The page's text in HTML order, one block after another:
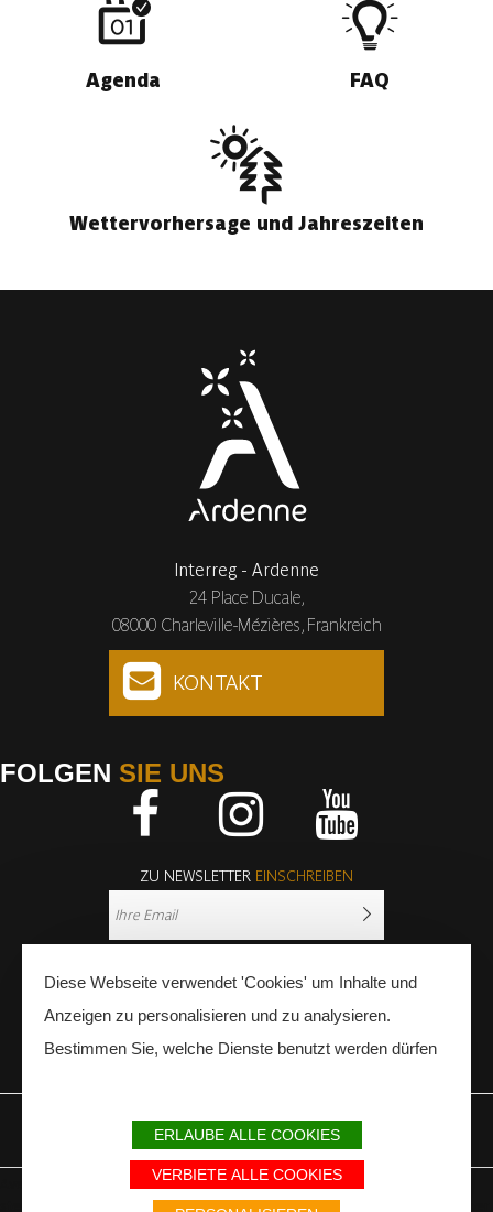
Agenda FAQ
Wettervorhersage und Jahreszeiten
Interreg - Ardenne
24 Place Ducale,
08000 Charleville-Mézières, Frankreich
KONTAKT
FOLGEN SIE UNS
ZU NEWSLETTER EINSCHREIBEN
PRESSE FACHLEUTE
IMPRESSUM SITEMAP PARTNER
Avec le soutien du Fonds Européen de développement régional / Met
steun van het Europese Fonds voor Regionale Ontwikkeling / Europäischer
Diese Webseite verwendet 'Cookies' um Inhalte und
Anzeigen zu personalisieren und zu analysieren.
Bestimmen Sie, welche Dienste benutzt werden dürfen
ERLAUBE ALLE COOKIES
VERBIETE ALLE COOKIES